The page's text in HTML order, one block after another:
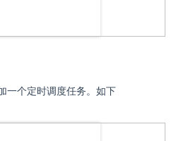
一个定时调度任务。如下